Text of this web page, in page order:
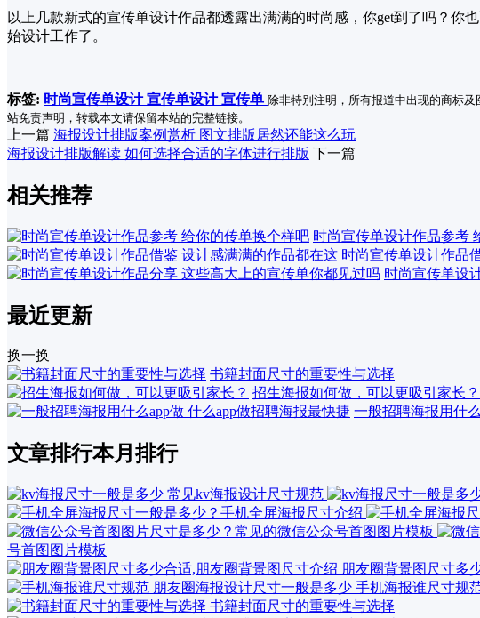
以上几款新式的宣传单设计作品都透露出满满的时尚感，你get到了吗？
始设计工作了。
标签: 时尚宣传单设计宣传单设计宣传单 除非特别注明，所有报道中出现的商标
站免责声明，转载本文请保留本站的完整链接。
上一篇 海报设计排版案例赏析 图文排版居然还能这么玩
海报设计排版解读 如何选择合适的字体进行排版 下一篇
相关推荐
时尚宣传单设计作品参考
时尚宣传单设计作品
时尚宣传单设
最近更新
换一换
书籍封面尺寸的重要性与选择
招生海报如何做，可以更吸引家长？
一般招聘海报用什
文章排行本月排行
号首图图片模板
朋友圈背景图尺寸多
手机海报谁尺寸规
书籍封面尺寸的重要性与选择